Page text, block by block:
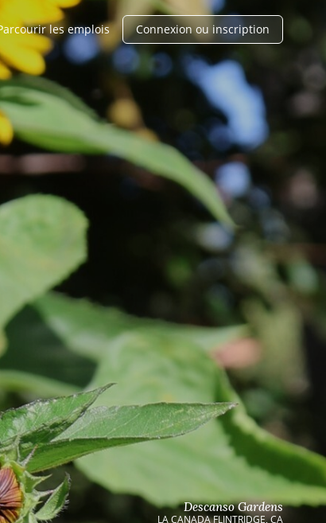
les emplois Connexion ou inscription
Descanso Gardens
LA CANADA FLINTRIDGE, CA